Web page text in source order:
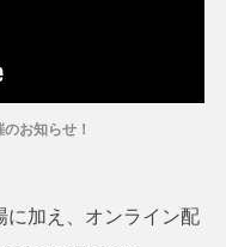
お知らせ！
に加え、オンライン配